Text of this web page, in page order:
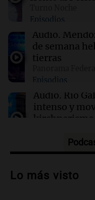
22:05 Amamos
Medicina
problemas de
millonarios
22:05 Tecnología
Exhibe tu
2026 y
Episodios
Audio.
de semana
tierras
Episodios
Audio. Río
intenso y
kirchnerismo
Audio.Debate
la soberanía
Lo más visto